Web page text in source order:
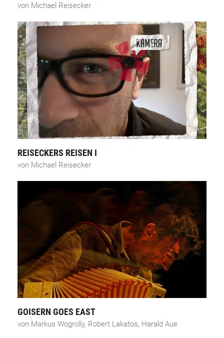
von Michael Reisecker
REISECKERS REISEN I
von Michael Reisecker
GOISERN GOES EAST
von Markus Wogrolly, Robert Lakatos, Harald Aue